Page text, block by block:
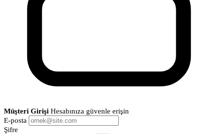
Müşteri Girişi Hesabınıza güvenle erişin
E-posta
Şifre